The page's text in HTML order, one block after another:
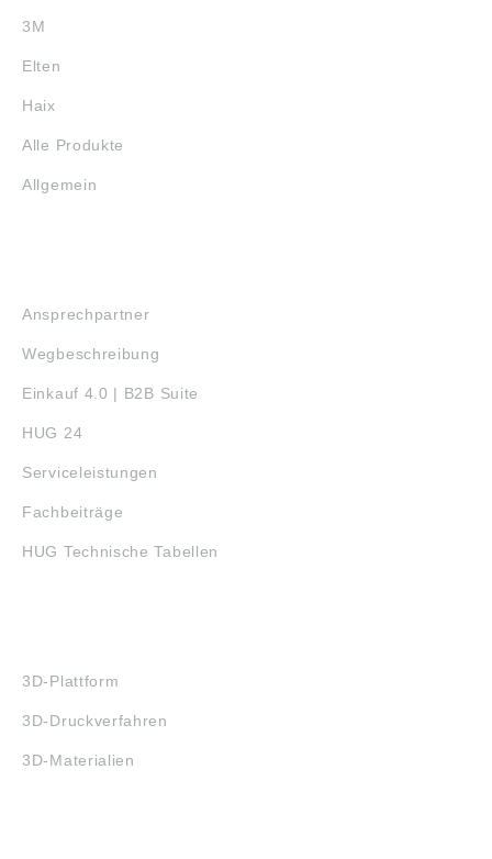
3M
Elten
Haix
Alle Produkte
Allgemein
Ansprechpartner
Wegbeschreibung
Einkauf 4.0 | B2B Suite
HUG 24
Serviceleistungen
Fachbeiträge
HUG Technische Tabellen
3D-Plattform
3D-Druckverfahren
3D-Materialien